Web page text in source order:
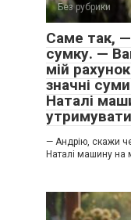
Без рубрики
Саме так,
сумку. —
мій
значні
Наталі
— Андрію, скажи
Наталі машину на